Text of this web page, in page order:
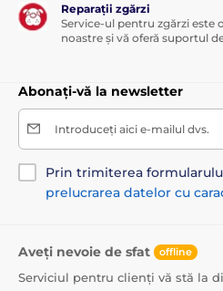
Reparații zgărzi
Service-ul pentru zgărzi este
noastre și vă oferă suportul
Abonați-vă la newsletter
Introduceți aici e-mailul dvs.
Prin trimiterea
prelucrarea datelor cu
Aveți nevoie de sfat offline
Serviciul pentru clienți vă stă la